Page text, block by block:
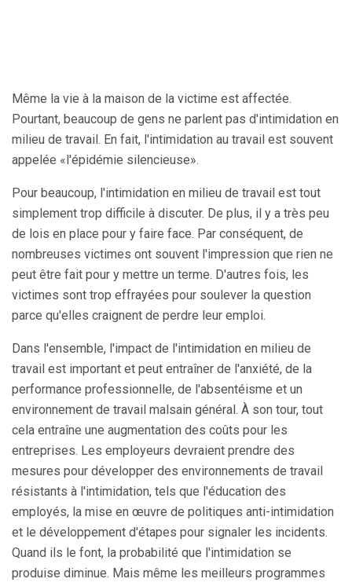
Même la vie à la maison de la victime est affectée.
Pourtant, beaucoup de gens ne parlent pas d'intimidation en
milieu de travail. En fait, l'intimidation au travail est souvent
appelée «l'épidémie silencieuse».
Pour beaucoup, l'intimidation en milieu de travail est tout
simplement trop difficile à discuter. De plus, il y a très peu
de lois en place pour y faire face. Par conséquent, de
nombreuses victimes ont souvent l'impression que rien ne
peut être fait pour y mettre un terme. D'autres fois, les
victimes sont trop effrayées pour soulever la question
parce qu'elles craignent de perdre leur emploi.
Dans l'ensemble, l'impact de l'intimidation en milieu de
travail est important et peut entraîner de l'anxiété, de la
performance professionnelle, de l'absentéisme et un
environnement de travail malsain général. À son tour, tout
cela entraîne une augmentation des coûts pour les
entreprises. Les employeurs devraient prendre des
mesures pour développer des environnements de travail
résistants à l'intimidation, tels que l'éducation des
employés, la mise en œuvre de politiques anti-intimidation
et le développement d'étapes pour signaler les incidents.
Quand ils le font, la probabilité que l'intimidation se
produise diminue. Mais même les meilleurs programmes